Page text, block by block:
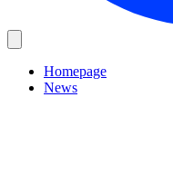
Homepage
News